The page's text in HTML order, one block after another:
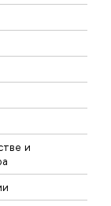
и